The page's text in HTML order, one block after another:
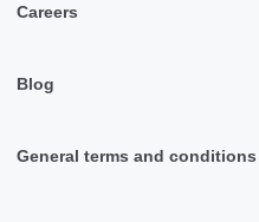
Careers
Blog
General terms and conditions